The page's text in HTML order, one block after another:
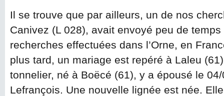
Il se trouve que par ailleurs, un de nos
Canivez (L 028), avait envoyé peu de
recherches effectuées dans l’Orne, en
plus tard, un mariage est repéré à Laleu
tonnelier, né à Boëcé (61), y a épousé le
Lefrançois. Une nouvelle lignée est née.